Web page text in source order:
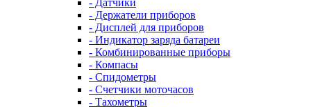
- Держатели приборов
- Дисплей для приборов
- Индикатор заряда батареи
- Комбинированные приборы
- Компасы
- Спидометры
- Счетчики моточасов
- Тахометры